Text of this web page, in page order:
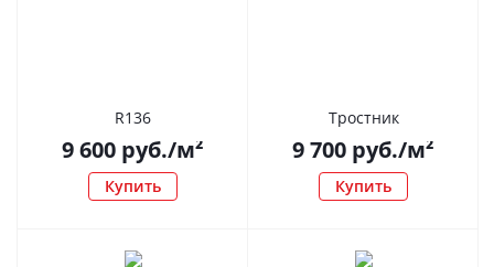
R136
9 600 руб./м²
Купить
Тростник
9 700 руб./м²
Купить